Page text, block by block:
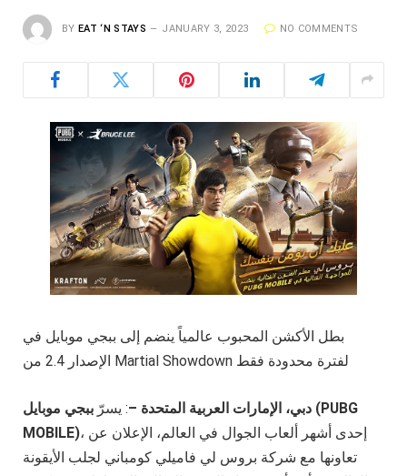
BY EAT ‘N STAYS JANUARY 3, 2023 NO COMMENTS
بطل الأكشن المحبوب عالمياً ينضم إلى ببجي موبايل في
الإصدار 2.4 من Martial Showdown لفترة محدودة فقط
دبي، الإمارات العربية المتحدة –: يسرّ ببجي موبايل (PUBG
MOBILE)، إحدى أشهر ألعاب الجوال في العالم، الإعلان عن
تعاونها مع شركة بروس لي فاميلي كومباني لجلب الأيقونة